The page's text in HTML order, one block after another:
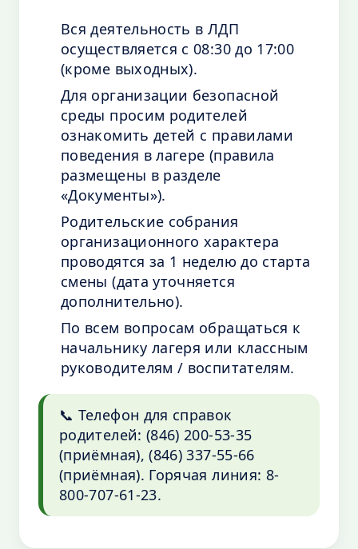
Вся деятельность в ЛДП
осуществляется с 08:30 до 17:00
(кроме выходных).
Для организации безопасной
среды просим родителей
ознакомить детей с правилами
поведения в лагере (правила
размещены в разделе
«Документы»).
Родительские собрания
организационного характера
проводятся за 1 неделю до старта
смены (дата уточняется
дополнительно).
По всем вопросам обращаться к
начальнику лагеря или классным
руководителям / воспитателям.
📞 Телефон для справок
родителей: (846) 200-53-35
(приёмная), (846) 337-55-66
(приёмная). Горячая линия: 8-
800-707-61-23.